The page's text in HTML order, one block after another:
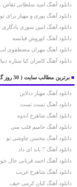
دانلود آهنگ امید سلطانی تقاص
دانلود آهنگ پوری و مهیار برای تو
دانلود آهنگ امین سوری
دانلود آهنگ کوروش فیانسه
دانلود آهنگ مهران مصطفوی
دانلود آهنگ کامران کیا ستاره
■ برترین مطالب سایت ( 30 روز گذشته )
دانلود آهنگ مهیار ددلاین
دانلود آهنگ تست تست
دانلود آهنگ شاهرخ اندوه
دانلود آهنگ حامیم قلب منی
دانلود آهنگ محسن چاوشی تو
دانلود آهنگ 7 باند ای داد
دانلود آهنگ احمد قربانی حال
دانلود آهنگ شاهرخ غریب
دانلود آهنگ کیان کرمی حیف